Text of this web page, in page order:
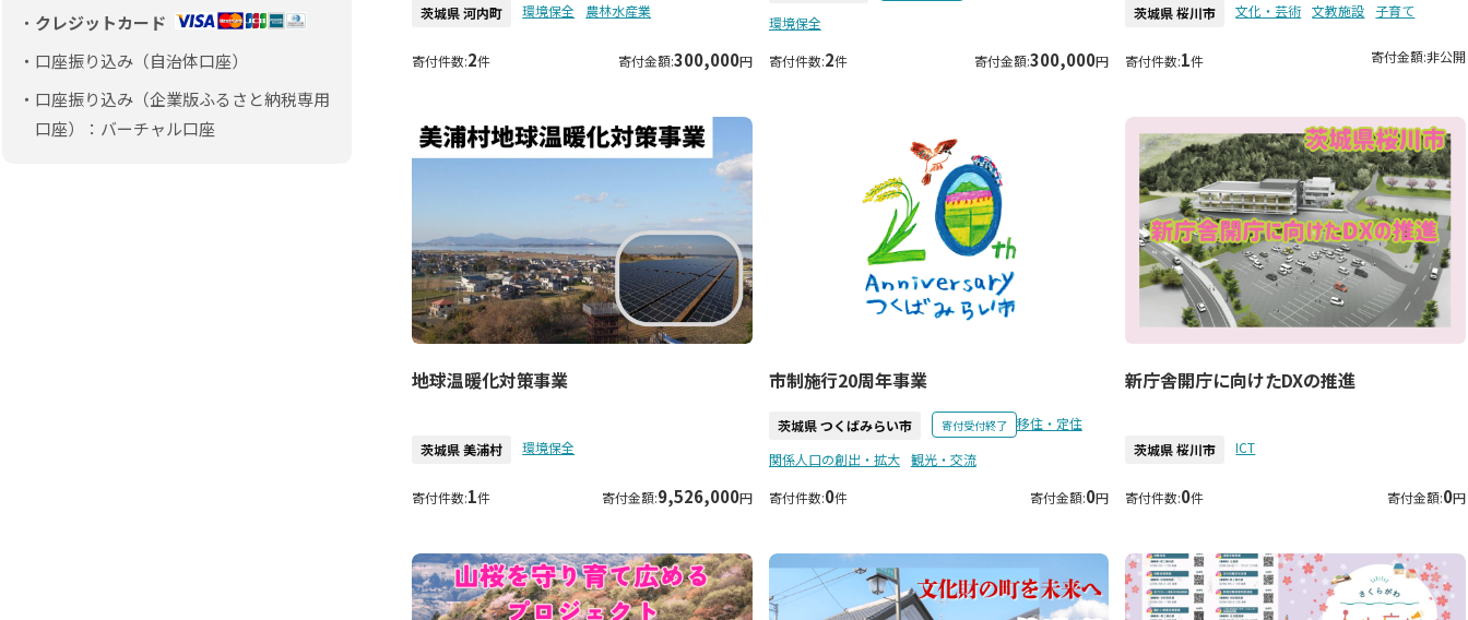
クレジットカード
口座振り込み（自治体口座）
口座振り込み（企業版ふるさと納税専用
口座）：バーチャル口座
茨城県 河内町 環境保全 農林水産業
寄付件数:2件 寄付金額:300,000円
環境保全
寄付件数:2件 寄付金額:300,000円
茨城県 桜川市 文化・芸術 文教施設 子育て
寄付件数:1件 寄付金額:非公開
地球温暖化対策事業
茨城県 美浦村 環境保全
寄付件数:1件 寄付金額:9,526,000円
市制施行20周年事業
茨城県 つくばみらい市 寄付受付終了
移住・定住
関係人口の創出・拡大
観光・交流
寄付件数:0件 寄付金額:0円
新庁舎開庁に向けたDXの推進
茨城県 桜川市 ICT
寄付件数:0件 寄付金額:0円